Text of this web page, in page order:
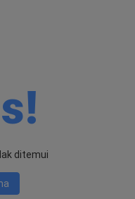
ditemui